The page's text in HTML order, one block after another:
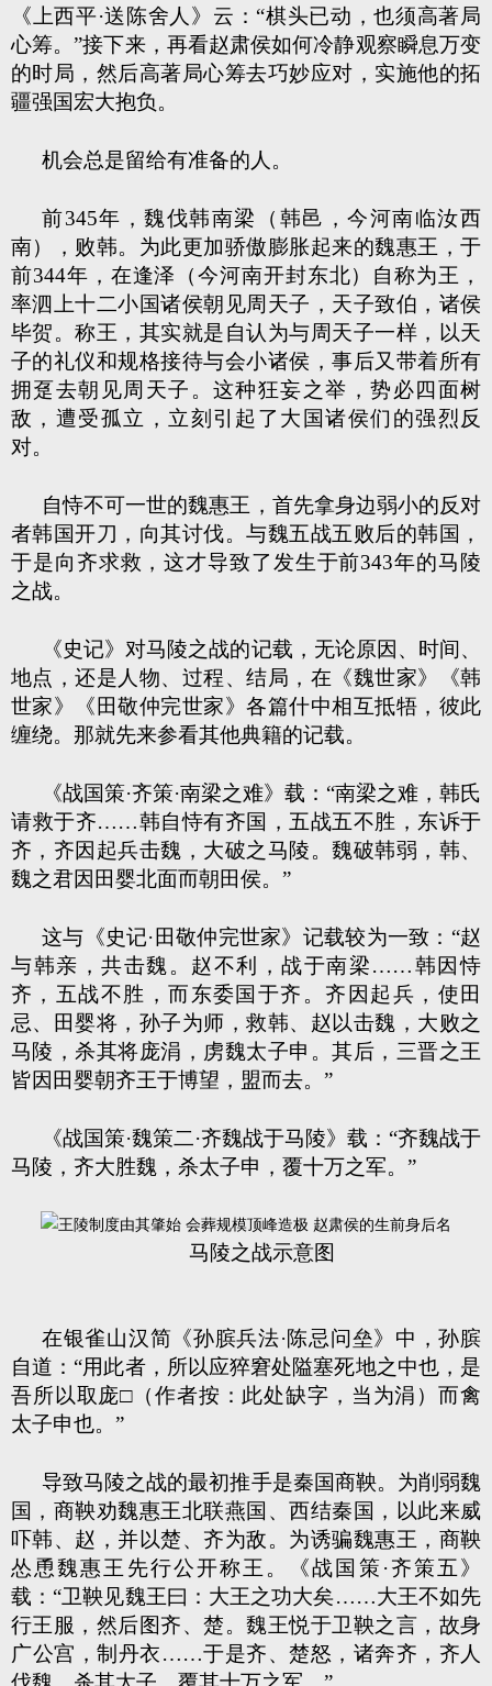
《上西平·送陈舍人》云：“棋头已动，也须高著局
心筹。”接下来，再看赵肃侯如何冷静观察瞬息万变
的时局，然后高著局心筹去巧妙应对，实施他的拓
疆强国宏大抱负。
机会总是留给有准备的人。
前345年，魏伐韩南梁（韩邑，今河南临汝西
南），败韩。为此更加骄傲膨胀起来的魏惠王，于
前344年，在逢泽（今河南开封东北）自称为王，
率泗上十二小国诸侯朝见周天子，天子致伯，诸侯
毕贺。称王，其实就是自认为与周天子一样，以天
子的礼仪和规格接待与会小诸侯，事后又带着所有
拥趸去朝见周天子。这种狂妄之举，势必四面树
敌，遭受孤立，立刻引起了大国诸侯们的强烈反
对。
自恃不可一世的魏惠王，首先拿身边弱小的反对
者韩国开刀，向其讨伐。与魏五战五败后的韩国，
于是向齐求救，这才导致了发生于前343年的马陵
之战。
《史记》对马陵之战的记载，无论原因、时间、
地点，还是人物、过程、结局，在《魏世家》《韩
世家》《田敬仲完世家》各篇什中相互抵牾，彼此
缠绕。那就先来参看其他典籍的记载。
《战国策·齐策·南梁之难》载：“南梁之难，韩氏
请救于齐……韩自恃有齐国，五战五不胜，东诉于
齐，齐因起兵击魏，大破之马陵。魏破韩弱，韩、
魏之君因田婴北面而朝田侯。”
这与《史记·田敬仲完世家》记载较为一致：“赵
与韩亲，共击魏。赵不利，战于南梁……韩因恃
齐，五战不胜，而东委国于齐。齐因起兵，使田
忌、田婴将，孙子为师，救韩、赵以击魏，大败之
马陵，杀其将庞涓，虏魏太子申。其后，三晋之王
皆因田婴朝齐王于博望，盟而去。”
《战国策·魏策二·齐魏战于马陵》载：“齐魏战于
马陵，齐大胜魏，杀太子申，覆十万之军。”
马陵之战示意图
在银雀山汉简《孙膑兵法·陈忌问垒》中，孙膑
自道：“用此者，所以应猝窘处隘塞死地之中也，是
吾所以取庞□（作者按：此处缺字，当为涓）而禽
太子申也。”
导致马陵之战的最初推手是秦国商鞅。为削弱魏
国，商鞅劝魏惠王北联燕国、西结秦国，以此来威
吓韩、赵，并以楚、齐为敌。为诱骗魏惠王，商鞅
怂恿魏惠王先行公开称王。《战国策·齐策五》
载：“卫鞅见魏王曰：大王之功大矣……大王不如先
行王服，然后图齐、楚。魏王悦于卫鞅之言，故身
广公宫，制丹衣……于是齐、楚怒，诸奔齐，齐人